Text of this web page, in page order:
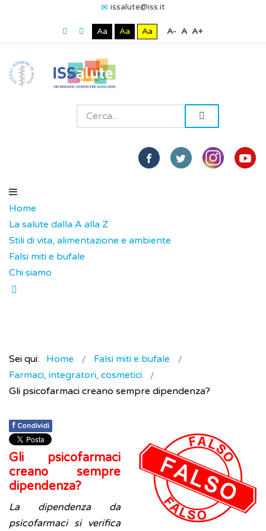
issalute@iss.it
Aa Aa Aa A- A A+
Home
La salute dalla A alla Z
Stili di vita, alimentazione e ambiente
Falsi miti e bufale
Chi siamo
Sei qui: Home
Falsi miti e bufale
Farmaci, integratori, cosmetici
Gli psicofarmaci creano sempre dipendenza?
f Condividi
Gli psicofarmaci
creano sempre
dipendenza?
La dipendenza da
psicofarmaci si verifica